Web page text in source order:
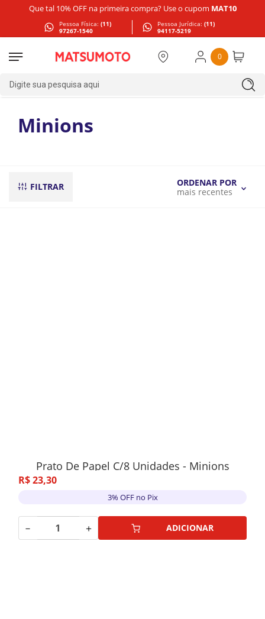
Que tal 10% OFF na primeira compra? Use o cupom MAT10
Pessoa Física: (11)
97267-1540
Pessoa Jurídica: (11)
94117-5219
0
Digite sua pesquisa aqui
Minions
FILTRAR
ORDENAR POR
mais recentes
Prato De Papel C/8 Unidades - Minions
R$23,30
3% OFF no Pix
－ ＋ ADICIONAR